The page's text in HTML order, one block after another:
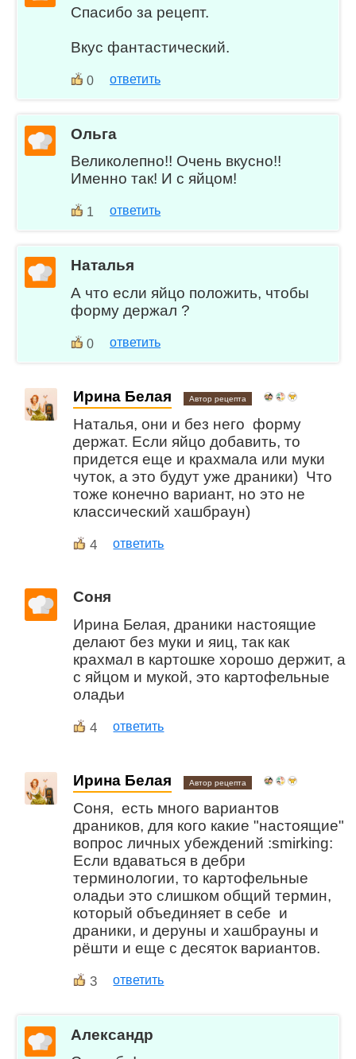
Спасибо за рецепт.
Вкус фантастический.
0 ответить
Ольга
Великолепно!! Очень вкусно!!
Именно так! И с яйцом!
1 ответить
Наталья
А что если яйцо положить, чтобы
форму держал ?
0 ответить
Ирина Белая Автор рецепта
Наталья, они и без него форму
держат. Если яйцо добавить, то
придется еще и крахмала или муки
чуток, а это будут уже драники) Что
тоже конечно вариант, но это не
классический хашбраун)
4 ответить
Соня
Ирина Белая, драники настоящие
делают без муки и яиц, так как
крахмал в картошке хорошо держит, а
с яйцом и мукой, это картофельные
оладьи
4 ответить
Ирина Белая Автор рецепта
Соня, есть много вариантов
драников, для кого какие "настоящие"
вопрос личных убеждений :smirking:
Если вдаваться в дебри
терминологии, то картофельные
оладьи это слишком общий термин,
который объединяет в себе и
драники, и деруны и хашбрауны и
рёшти и еще с десяток вариантов.
3 ответить
Александр